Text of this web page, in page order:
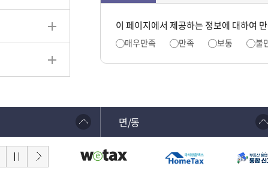
이 페이지에서 제공하는 정보에 대하여
매우만족 만족 보통 불
면/동